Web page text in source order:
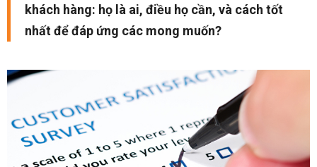
khách hàng: họ là ai, điều họ cần, và cách tốt
nhất để đáp ứng các mong muốn?